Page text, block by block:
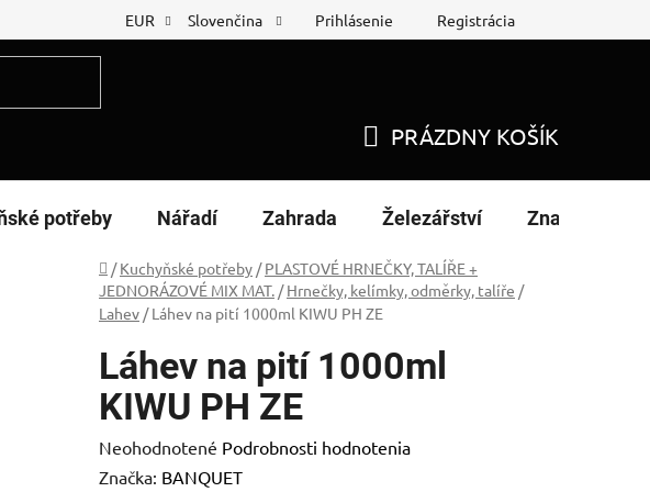
Reklamační protokol Nákup na splátky
EUR Slovenčina Prihlásenie Registrácia
KOŠÍK
PRÁZDNY KOŠÍK
potřeby Nářadí Zahrada Železářství Značky
Domov
/ Kuchyňské potřeby / PLASTOVÉ HRNEČKY, TALÍŘE +
JEDNORÁZOVÉ MIX MAT. / Hrnečky, kelímky, odměrky, talíře /
Lahev / Láhev na pití 1000ml KIWU PH ZE
Láhev na pití 1000ml
KIWU PH ZE
Priemerné
hodnotenie
Neohodnotené Podrobnosti hodnotenia
Značka: BANQUET